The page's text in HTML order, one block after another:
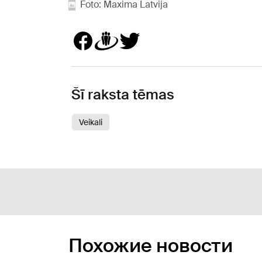
Foto: Maxima Latvija
Šī raksta tēmas
Veikali
Похожие новости